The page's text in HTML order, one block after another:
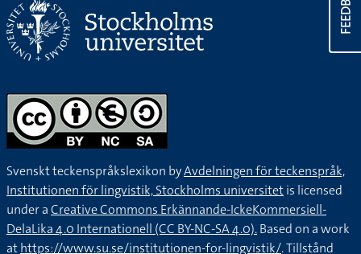
Svenskt teckenspråkslexikon byAvdelningen för teckenspråk,
Institutionen för lingvistik, Stockholms universitetis licensed
under aCreative Commons Erkännande-IckeKommersiell-
DelaLika 4.0 Internationell (CC BY-NC-SA 4.0).Based on a work
athttps://www.su.se/institutionen-for-lingvistik/. Tillstånd